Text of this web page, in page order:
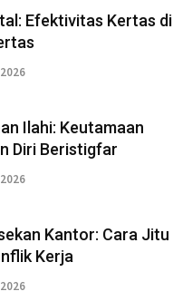
Efektivitas Kertas di
Ilahi: Keutamaan
Diri Beristigfar
Kantor: Cara Jitu
Kerja